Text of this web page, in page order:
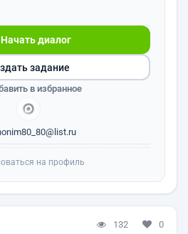
Начать диалог
задание
в избранное
на профиль
132 0